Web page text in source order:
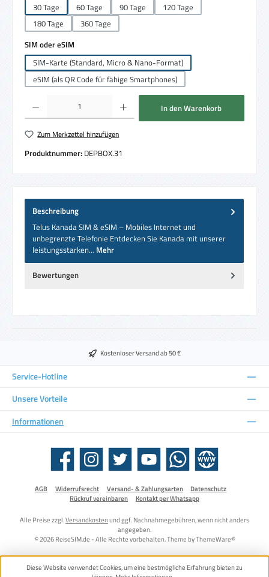
30 Tage
60 Tage 90 Tage
120 Tage
180 Tage
360 Tage
SIM oder eSIM
SIM-Karte (Standard, Micro & Nano-Format)
eSIM (als QR Code für fähige Smartphones)
Produkt Anzahl: Gib den gewünschten Wert ein oder benutze die Schaltflächen um
In den Warenkorb
Zum Merkzettel hinzufügen
Produktnummer: DEPBOX.31
Beschreibung
Telus Kanada SIM & eSIM – Mobiles Internet und
unbegrenzte Telefonie Entdecken Sie Kanada mit unserer
leistungsstarken… Mehr
Bewertungen
Kostenloser Versand ab 50 €
Service-Hotline
Unsere Vorteile
Informationen
Facebook Instagram Twitter YouTube WhatsApp Website
AGB Widerrufsrecht Versand- & Zahlungsarten
Datenschutz
Rückruf vereinbaren
Kontakt per Whatsapp
Alle Preise zzgl.Versandkostenund ggf. Nachnahmegebühren, wenn nicht anders
angegeben.
© 2026 ReiseSIM.de - Alle Rechte vorbehalten. Theme byThemeWare®
Diese Website verwendet Cookies, um eine bestmögliche Erfahrung bieten zu